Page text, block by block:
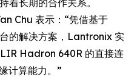
长期的合作关系。
Chu 表示：“凭借基于
的解决方案，Lantronix 实
Hadron 640R 的直接连
计算能力。”